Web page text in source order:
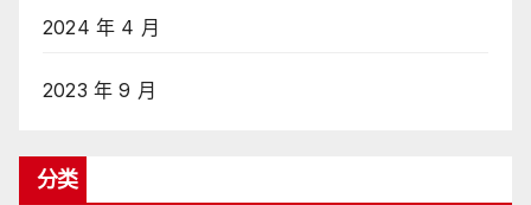
2024 年 4 月
2023 年 9 月
分类